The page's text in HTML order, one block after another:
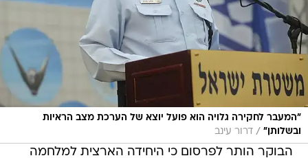
"המעבר לחקירה גלויה הוא פועל יוצא של הערכת מצב הראיות
ובשלותן" / דרור עינב
הבוקר הותר לפרסום כי היחידה הארצית למלחמה